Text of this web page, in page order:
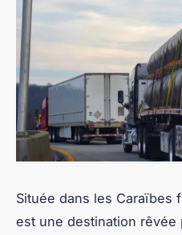
Située dans les Caraïbes
est une destination rêvée